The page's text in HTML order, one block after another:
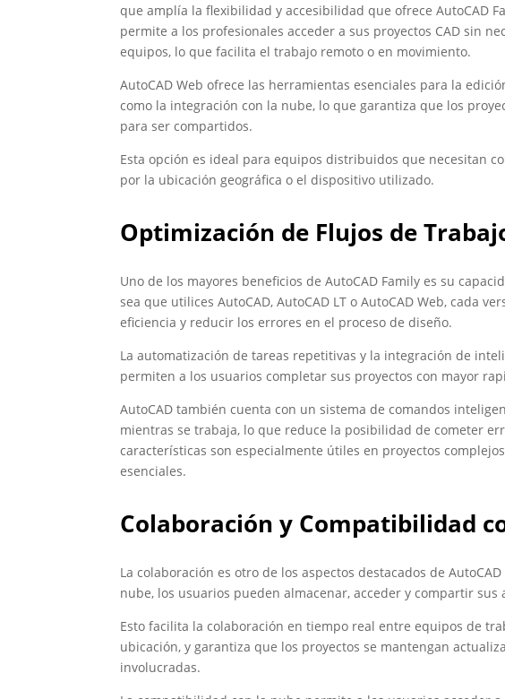
que amplía la flexibilidad y accesibilidad que ofrece AutoCAD
permite a los profesionales acceder a sus proyectos CAD sin
equipos, lo que facilita el trabajo remoto o en movimiento.
AutoCAD Web ofrece las herramientas esenciales para la
como la integración con la nube, lo que garantiza que los
para ser compartidos.
Esta opción es ideal para equipos distribuidos que necesitan
por la ubicación geográfica o el dispositivo utilizado.
Optimización de Flujos de
Uno de los mayores beneficios de AutoCAD Family es su
sea que utilices AutoCAD, AutoCAD LT o AutoCAD Web, cada
eficiencia y reducir los errores en el proceso de diseño.
La automatización de tareas repetitivas y la integración de
permiten a los usuarios completar sus proyectos con mayor
AutoCAD también cuenta con un sistema de comandos
mientras se trabaja, lo que reduce la posibilidad de cometer
características son especialmente útiles en proyectos
esenciales.
Colaboración y Compatibilidad
La colaboración es otro de los aspectos destacados de
nube, los usuarios pueden almacenar, acceder y compartir
Esto facilita la colaboración en tiempo real entre equipos de
ubicación, y garantiza que los proyectos se mantengan
involucradas.